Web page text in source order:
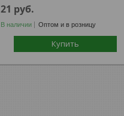
21 руб.
В наличии Оптом и в розницу
Купить